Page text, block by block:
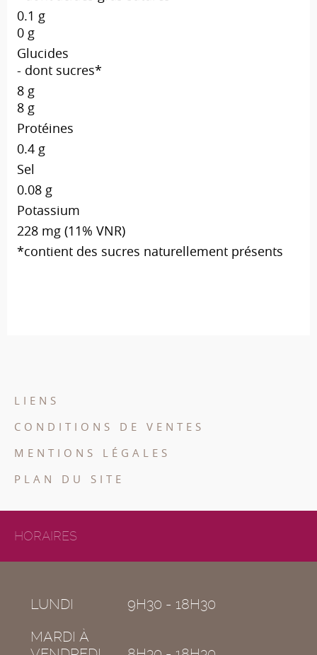
0.1 g
0 g
Glucides
- dont sucres*
8 g
8 g
Protéines
0.4 g
Sel
0.08 g
Potassium
228 mg (11% VNR)
*contient des sucres naturellement présents
LIENS
CONDITIONS DE VENTES
MENTIONS LÉGALES
PLAN DU SITE
HORAIRES
LUNDI
9H30 - 18H30
MARDI À